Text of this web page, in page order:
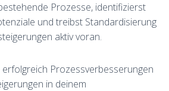
Prozesse, identifizierst
und treibst Standardisierung
aktiv voran.
Prozessverbesserungen
in deinem